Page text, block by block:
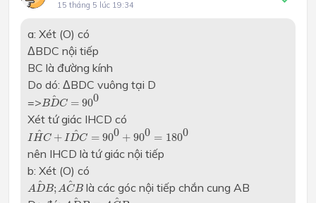
15 tháng 5 lúc 19:34
a: Xét (O) có
ΔBDC nội tiếp
BC là đường kính
Do dó: ΔBDC vuông tại D
=>
^
BDC = 900
BDC^=900
Xét tứ giác IHCD có
^
I HC + ^
I DC = 900 + 900 = 1800
I HC ^+ IDC^= 900+90 =180
nên IHCD là tứ giác nội tiếp
b: Xét (O) có
^
A DB; ^
ACB
D ;AC ^
là các góc nội tiếp chắn cung AB
D CB